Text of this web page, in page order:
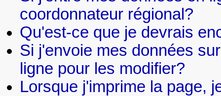
coordonnateur régional?
Qu'est-ce que je devrais
Si j'envoie mes données
ligne pour les modifier?
Lorsque j'imprime la page,